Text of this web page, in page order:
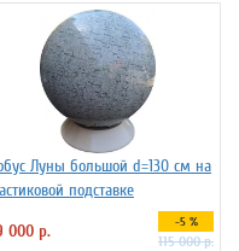
Луны большой d=130 см на
подставке
000 р.
-5 %
115 000 р.